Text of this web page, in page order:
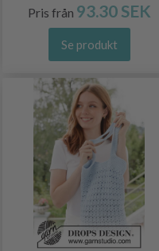
Pris från 93.30 SEK
Se produkt